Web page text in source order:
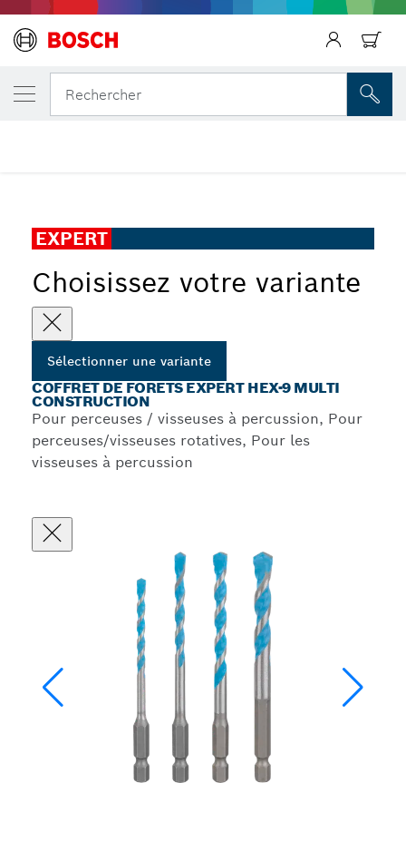
Rechercher
EXPERT
Choisissez votre variante
Sélectionner une variante
COFFRET DE FORETS EXPERT HEX-9 MULTI
CONSTRUCTION
Pour perceuses / visseuses à percussion, Pour
perceuses/visseuses rotatives, Pour les
visseuses à percussion
VOTRE VARIANTE SÉLECTIONNÉE
Coffret de forets EXPERT HEX-9 Multi